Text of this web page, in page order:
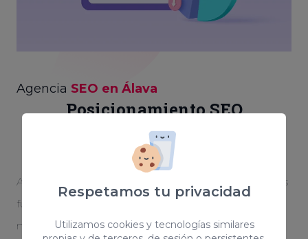
Respetamos tu privacidad
Utilizamos cookies y tecnologías similares
Agencia SEO en Álava
Posicionamiento SEO
personalizado
Aparecer en las primeras posiciones de Google es
fundamental para otorgarle notoriedad a tu
negocio. Creamos una estrategia optimizada y